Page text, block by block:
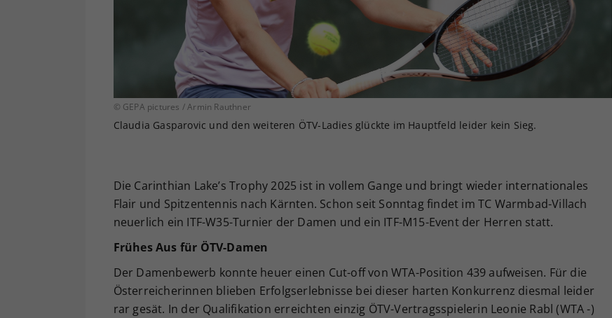
© GEPA pictures / Armin Rauthner
Claudia Gasparovic und den weiteren ÖTV-Ladies glückte im Hauptfeld leider kein Sieg.
Die Carinthian Lake’s Trophy 2025 ist in vollem Gange und bringt wieder internationales
Flair und Spitzentennis nach Kärnten. Schon seit Sonntag findet im TC Warmbad-Villach
neuerlich ein ITF-W35-Turnier der Damen und ein ITF-M15-Event der Herren statt.
Frühes Aus für ÖTV-Damen
Der Damenbewerb konnte heuer einen Cut-off von WTA-Position 439 aufweisen. Für die
Österreicherinnen blieben Erfolgserlebnisse bei dieser harten Konkurrenz diesmal leider
rar gesät. In der Qualifikation erreichten einzig ÖTV-Vertragsspielerin Leonie Rabl (WTA -)
Ihrer vorgenommen Einstellungen, falls der
Webseiten-Betreiber dies eingestellt hat.